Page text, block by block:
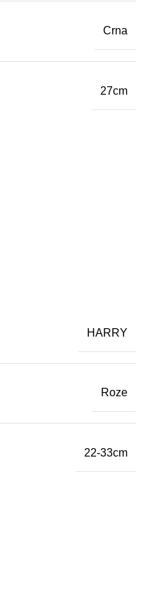
Crna
27cm
HARRY
Roze
22-33cm